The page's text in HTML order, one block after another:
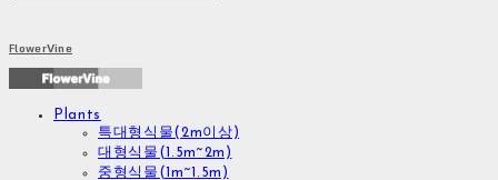
FlowerVine
Plants
특대형식물(2m이상)
대형식물(1.5m~2m)
중형식물(1m~1.5m)